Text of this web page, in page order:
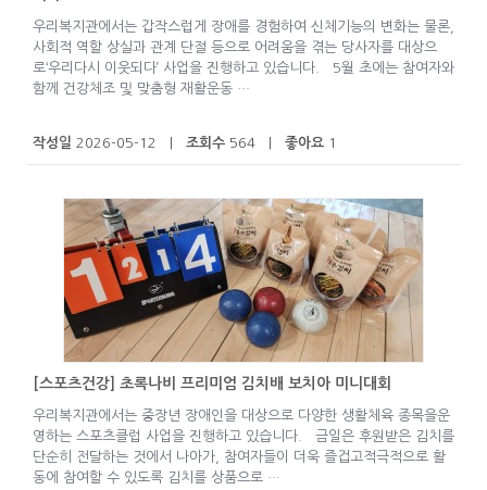
우리복지관에서는 갑작스럽게 장애를 경험하여 신체기능의 변화는 물론,
사회적 역할 상실과 관계 단절 등으로 어려움을 겪는 당사자를 대상으
로‘우리다시 이웃되다’ 사업을 진행하고 있습니다. 5월 초에는 참여자와
함께 건강체조 및 맞춤형 재활운동 …
작성일 2026-05-12 | 조회수564 | 좋아요1
[스포츠건강] 초록나비 프리미엄 김치배 보치아 미니대회
우리복지관에서는 중장년 장애인을 대상으로 다양한 생활체육 종목을운
영하는 스포츠클럽 사업을 진행하고 있습니다. 금일은 후원받은 김치를
단순히 전달하는 것에서 나아가, 참여자들이 더욱 즐겁고적극적으로 활
동에 참여할 수 있도록 김치를 상품으로 …